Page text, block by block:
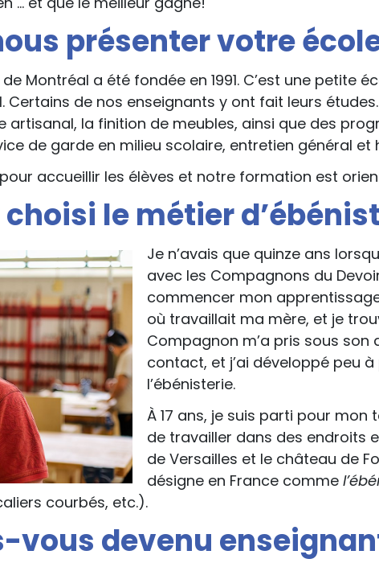
présenter votre
Montréal a été fondée en 1991. C’est une petite
de nos enseignants y ont fait leurs études.
artisanal, la finition de meubles, ainsi que des
de garde en milieu scolaire, entretien général et
accueillir les élèves et notre formation est
le métier
Je n’avais que quinze ans
avec les Compagnons du
commencer mon
où travaillait ma mère, et je
Compagnon m’a pris sous son
contact, et j’ai développé peu
l’ébénisterie.
À 17 ans, je suis parti pour mon
de travailler dans des endroits
de Versailles et le château de
désigne en France comme
courbés, etc.).
vous devenu